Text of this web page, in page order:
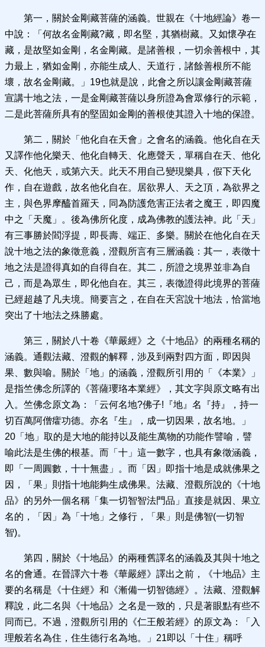
第一，關於金剛藏菩薩的涵義。世親在《十地經論》卷一
中說：「何故名金剛藏?藏，即名堅，其猶樹藏。又如懷孕在
藏，是故堅如金剛，名金剛藏。是諸善根，一切余善根中，其
力最上，猶如金剛，亦能生成人、天道行，諸餘善根所不能
壞，故名金剛藏。」19也就是說，此會之所以讓金剛藏菩薩
宣講十地之法，一是金剛藏菩薩以身所證為會眾修行的示範，
二是此菩薩所具有的堅固如金剛的善根使其證入十地的保證。
第二，關於「他化自在天會」之會名的涵義。他化自在天
又譯作他化樂天、他化自轉天、化應聲天，單稱自在天、他化
天、化他天，或第六天。此天不用自己變現樂具，假下天化
作，自在遊戲，故名他化自在。居欲界人、天之頂，為欲界之
主，與色界摩醯首羅天，同為防護危害正法者之魔王，即四魔
中之「天魔」。後為佛所化度，成為佛教的護法神。此「天」
有三事勝於閻浮提，即長壽、端正、多樂。關於在他化自在天
說十地之法的象徵意義，澄觀所言有三層涵義：其一，表徵十
地之法是證得真如的自得自在。其二，所證之境界並非為自
己，而是為眾生，即化他自在。其三，表徵證得此境界的菩薩
已經超越了凡夫境。簡要言之，在自在天宮說十地法，恰當地
突出了十地法之殊勝處。
第三，關於八十卷《華嚴經》之《十地品》的兩種名稱的
涵義。通觀法藏、澄觀的解釋，涉及到兩對四方面，即因與
果、數與喻。關於「地」的涵義，澄觀所引用的「《本業》」
是指竺佛念所譯的《菩薩瓔珞本業經》，其文字與原文略有出
入。竺佛念原文為：「云何名地?佛子!『地』名『持』，持一
切百萬阿僧癨功德。亦名『生』，成一切因果，故名地。」
20「地」取的是大地的能持以及能生萬物的功能作譬喻，譬
喻此法是生佛的根基。而「十」這一數字，也具有象徵涵義，
即「一周圓數，十十無盡」。而「因」即指十地是成就佛果之
因，「果」則指十地能夠生成佛果。法藏、澄觀所說的《十地
品》的另外一個名稱「集一切智智法門品」直接是就因、果立
名的，「因」為「十地」之修行，「果」則是佛智(一切智
智)。
第四，關於《十地品》的兩種舊譯名的涵義及其與十地之
名的會通。在晉譯六十卷《華嚴經》譯出之前，《十地品》主
要的名稱是《十住經》和《漸備一切智德經》。法藏、澄觀解
釋說，此二名與《十地品》之名是一致的，只是著眼點有些不
同而已。不過，澄觀所引用的《仁王般若經》的原文為：「入
理般若名為住，住生德行名為地。」21即以「十住」稱呼